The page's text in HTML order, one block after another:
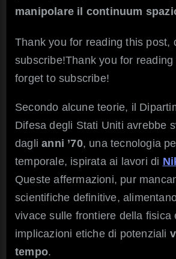
manipolare il continuum
Thank you for reading this post,
subscribe!Thank you for
forget to subscribe!
Secondo alcune teorie, il
Difesa degli Stati Uniti avrebbe
daglianni ’70, una tecnologia
temporale, ispirata ai lavori di
Queste affermazioni, pur
scientifiche definitive,
vivace sulle frontiere della fisica
implicazioni etiche di potenziali
tempo.